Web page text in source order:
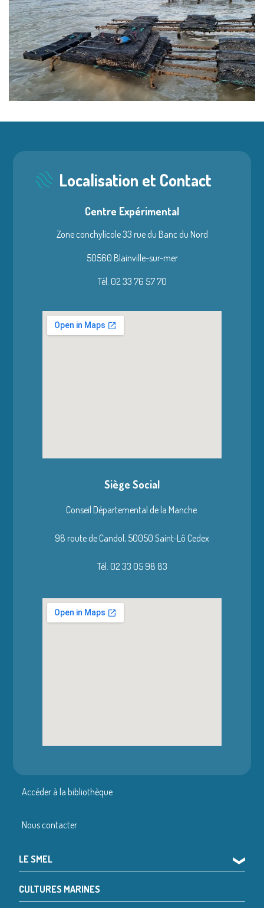
Localisation et Contact
Centre Expérimental
Zone conchylicole 33 rue du Banc du Nord
50560 Blainville-sur-mer
Tél. 02 33 76 57 70
Siège Social
Conseil Départemental de la Manche
98 route de Candol, 50050 Saint-Lô Cedex
Tél. 02 33 05 98 83
Accéder à la bibliothèque
Nous contacter
LE SMEL ❯
CULTURES MARINES